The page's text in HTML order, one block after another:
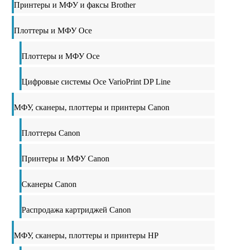
Принтеры и МФУ и факсы Brother
Плоттеры и МФУ Oce
Плоттеры и МФУ Oce
Цифровые системы Oce VarioPrint DP Line
МФУ, сканеры, плоттеры и принтеры Canon
Плоттеры Canon
Принтеры и МФУ Canon
Сканеры Canon
Распродажа картриджей Canon
МФУ, сканеры, плоттеры и принтеры HP